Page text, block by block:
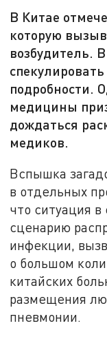
В Китае
которую
возбудитель.
подробности.
медицины
дождаться
медиков.
Вспышка
в отдельных
что ситуация в
сценарию
инфекции,
о большом
китайских
размещения
пневмонии.